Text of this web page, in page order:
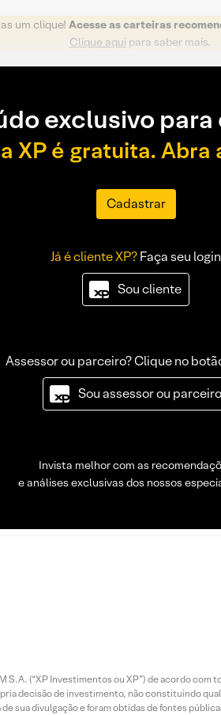
um clique! Acesse as carteiras
Clique aqui para saber mais.
exclusivo
XP é gratuita. Abra
Cadastrar
Já é cliente XP?Faça seu login
Sou cliente
Assessor ou parceiro? Clique no
Sou assessor ou parceiro
Invista melhor com as
e análises exclusivas dos nossos
(“XP Investimentos ou XP”) de acordo
decisão de investimento, não constituindo
sua divulgação e foram obtidas de fontes